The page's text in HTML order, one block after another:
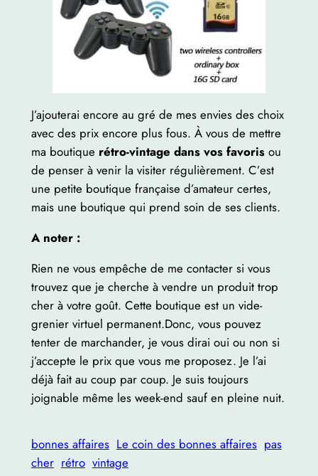
J’ajouterai encore au gré de mes envies des choix
avec des prix encore plus fous. À vous de mettre
ma boutique rétro-vintage dans vos favorisou
de penser à venir la visiter régulièrement. C’est
une petite boutique française d’amateur certes,
mais une boutique qui prend soin de ses clients.
A noter :
Rien ne vous empêche de me contacter si vous
trouvez que je cherche à vendre un produit trop
cher à votre goût. Cette boutique est un vide-
grenier virtuel permanent.Donc, vous pouvez
tenter de marchander, je vous dirai oui ou non si
j’accepte le prix que vous me proposez. Je l’ai
déjà fait au coup par coup. Je suis toujours
joignable même les week-end sauf en pleine nuit.
bonnes affaires Le coin des bonnes affaires pas
cher rétro vintage